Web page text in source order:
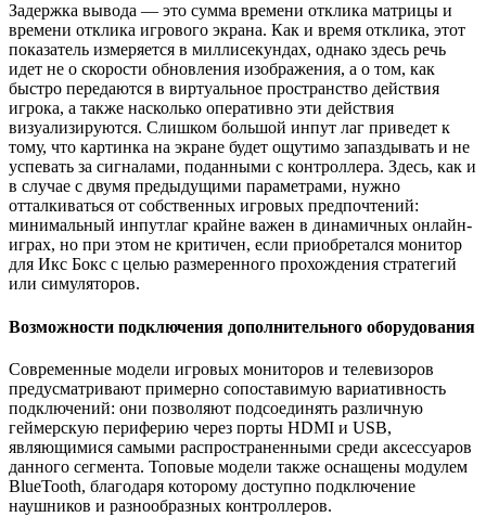
Задержка вывода — это сумма времени отклика матрицы и
времени отклика игрового экрана. Как и время отклика, этот
показатель измеряется в миллисекундах, однако здесь речь
идет не о скорости обновления изображения, а о том, как
быстро передаются в виртуальное пространство действия
игрока, а также насколько оперативно эти действия
визуализируются. Слишком большой инпут лаг приведет к
тому, что картинка на экране будет ощутимо запаздывать и не
успевать за сигналами, поданными с контроллера. Здесь, как и
в случае с двумя предыдущими параметрами, нужно
отталкиваться от собственных игровых предпочтений:
минимальный инпутлаг крайне важен в динамичных онлайн-
играх, но при этом не критичен, если приобретался монитор
для Икс Бокс с целью размеренного прохождения стратегий
или симуляторов.
Возможности подключения дополнительного оборудования
Современные модели игровых мониторов и телевизоров
предусматривают примерно сопоставимую вариативность
подключений: они позволяют подсоединять различную
геймерскую периферию через порты HDMI и USB,
являющимися самыми распространенными среди аксессуаров
данного сегмента. Топовые модели также оснащены модулем
BlueTooth, благодаря которому доступно подключение
наушников и разнообразных контроллеров.